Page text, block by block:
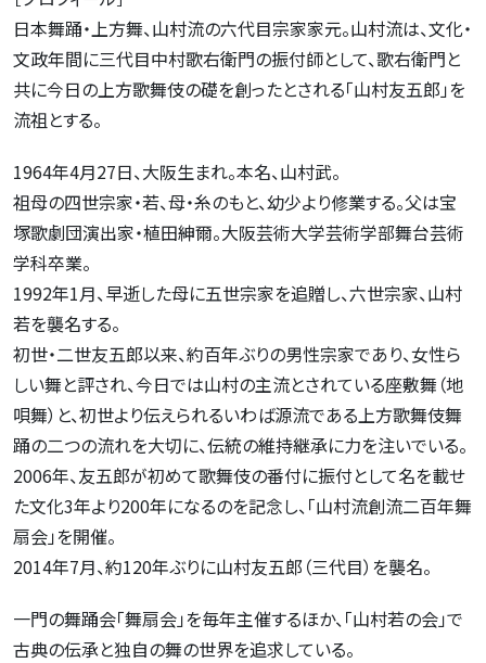
日本舞踊・上方舞、山村流の六代目宗家家元。山村流は、文化・
文政年間に三代目中村歌右衛門の振付師として、歌右衛門と
共に今日の上方歌舞伎の礎を創ったとされる「山村友五郎」を
流祖とする。
1964年4月27日、大阪生まれ。本名、山村武。
祖母の四世宗家・若、母・糸のもと、幼少より修業する。父は宝
塚歌劇団演出家・植田紳爾。大阪芸術大学芸術学部舞台芸術
学科卒業。
1992年1月、早逝した母に五世宗家を追贈し、六世宗家、山村
若を襲名する。
初世・二世友五郎以来、約百年ぶりの男性宗家であり、女性ら
しい舞と評され、今日では山村の主流とされている座敷舞（地
唄舞）と、初世より伝えられるいわば源流である上方歌舞伎舞
踊の二つの流れを大切に、伝統の維持継承に力を注いでいる。
2006年、友五郎が初めて歌舞伎の番付に振付として名を載せ
た文化3年より200年になるのを記念し、「山村流創流二百年舞
扇会」を開催。
2014年7月、約120年ぶりに山村友五郎（三代目）を襲名。
一門の舞踊会「舞扇会」を毎年主催するほか、「山村若の会」で
古典の伝承と独自の舞の世界を追求している。